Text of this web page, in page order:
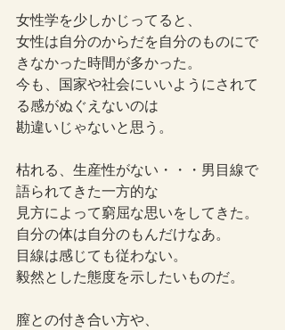
女性学を少しかじってると、
女性は自分のからだを自分のものにで
きなかった時間が多かった。
今も、国家や社会にいいようにされて
る感がぬぐえないのは
勘違いじゃないと思う。
枯れる、生産性がない・・・男目線で
語られてきた一方的な
見方によって窮屈な思いをしてきた。
自分の体は自分のもんだけなあ。
目線は感じても従わない。
毅然とした態度を示したいものだ。
膣との付き合い方や、